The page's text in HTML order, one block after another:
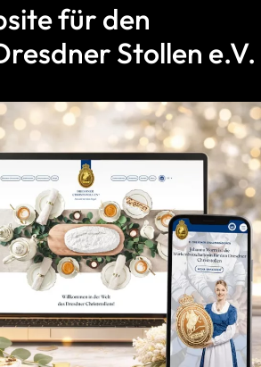
für den
Stollen e.V.